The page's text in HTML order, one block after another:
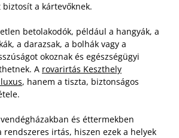
a kártevőknek.
betolakodók, például a hangyák, a
a darazsak, a bolhák vagy a
okoznak és egészségügyi
A rovarirtás Keszthely
, hanem a tiszta, biztonságos
és éttermekben
rendszeres irtás, hiszen ezek a helyek